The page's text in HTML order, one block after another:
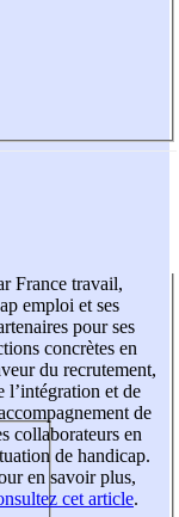
France travail,
emploi et ses
pour ses
concrètes en
du recrutement,
l’intégration et de
de
collaborateurs en
de handicap.
en savoir plus,
cet article.